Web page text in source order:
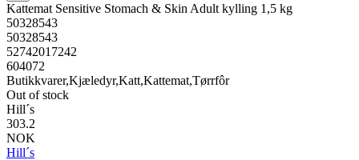
Kattemat Sensitive Stomach & Skin Adult kylling 1,5 kg
50328543
50328543
52742017242
604072
Butikkvarer,Kjæledyr,Katt,Kattemat,Tørrfôr
Out of stock
Hill´s
303.2
NOK
Hill´s